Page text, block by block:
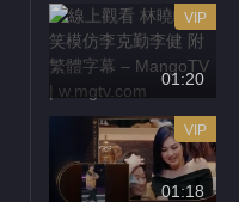
01:20
VIP
01:18
VIP